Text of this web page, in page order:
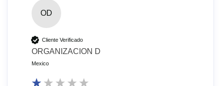
OD
Cliente Verificado
ORGANIZACION D
Mexico